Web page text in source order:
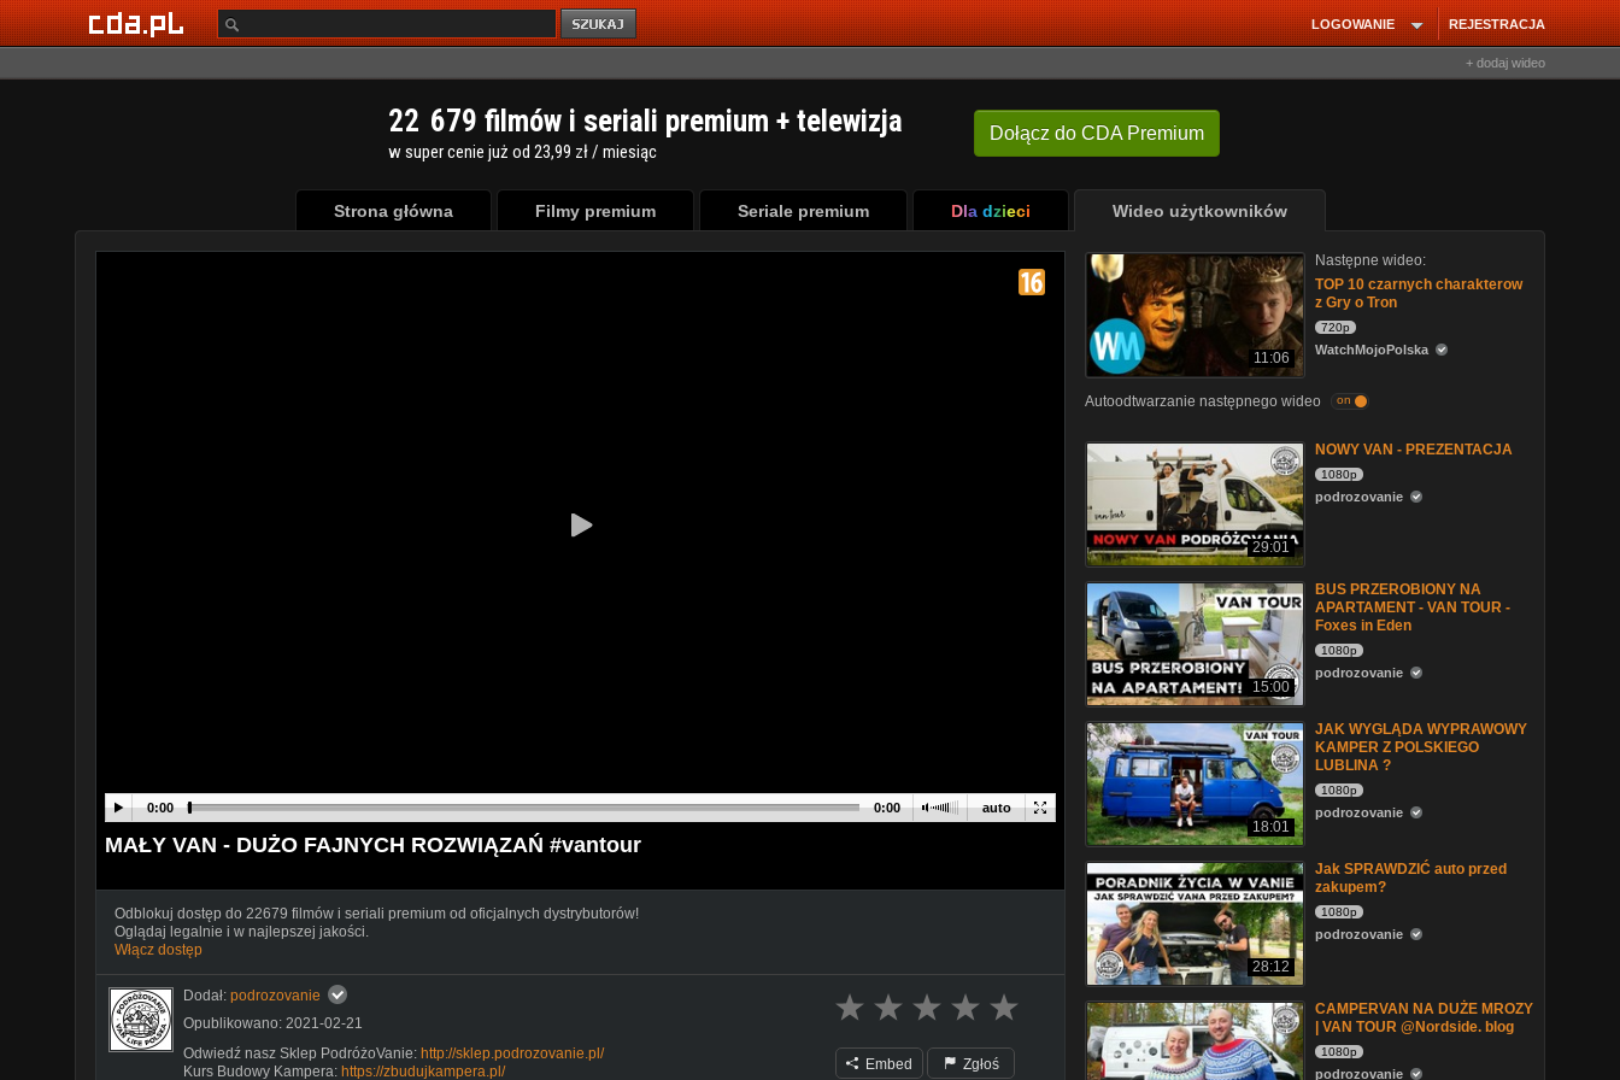
REJESTRACJA
LOGOWANIE
+ dodaj wideo
Dołącz do CDA Premium
22 679 filmów i seriali premium + telewizja
w super cenie już od 23,99 zł / miesiąc
Strona główna Filmy premium Seriale premium Dla dzieci Wideo użytkowników
auto
0:00 0:00
MAŁY VAN - DUŻO FAJNYCH ROZWIĄZAŃ #vantour
Odblokuj dostęp do 22679 filmów i seriali premium od oficjalnych dystrybutorów!
Oglądaj legalnie i w najlepszej jakości.
Włącz dostęp
Dodał: podrozovanie
Opublikowano: 2021-02-21
Odwiedź nasz Sklep PodróżoVanie: http://sklep.podrozovanie.pl/
Kurs Budowy Kampera: https://zbudujkampera.pl/
Embed Zgłoś
11:06
Następne wideo:
TOP 10 czarnych charakterow
z Gry o Tron
720p
WatchMojoPolska
Autoodtwarzanie następnego wideo on
29:01
NOWY VAN - PREZENTACJA
1080p
podrozovanie
15:00
BUS PRZEROBIONY NA
APARTAMENT - VAN TOUR -
Foxes in Eden
1080p
podrozovanie
18:01
JAK WYGLĄDA WYPRAWOWY
KAMPER Z POLSKIEGO
LUBLINA ?
1080p
podrozovanie
28:12
Jak SPRAWDZIĆ auto przed
zakupem?
1080p
podrozovanie
CAMPERVAN NA DUŻE MROZY
| VAN TOUR @Nordside. blog
1080p
podrozovanie